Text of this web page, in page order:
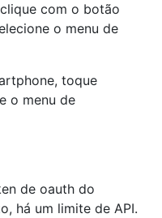
com o botão
o menu de
toque
o menu de
de oauth do
há um limite de API.